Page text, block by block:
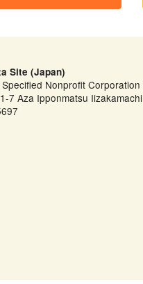
Site (Japan)
Nonprofit
7 Aza Ipponmatsu